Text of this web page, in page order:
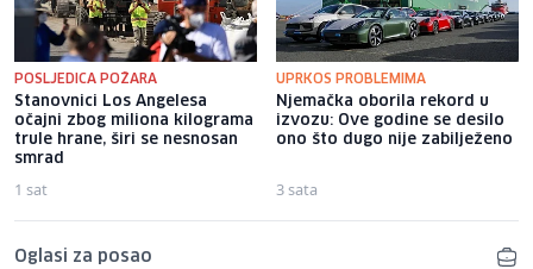
POSLJEDICA POŽARA
Stanovnici Los Angelesa
očajni zbog miliona kilograma
trule hrane, širi se nesnosan
smrad
1 sat
UPRKOS PROBLEMIMA
Njemačka oborila rekord u
izvozu: Ove godine se desilo
ono što dugo nije zabilježeno
3 sata
Oglasi za posao